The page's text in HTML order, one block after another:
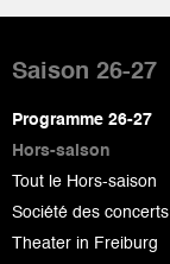
de
page
Saison 26-27
Programme 26-27
Hors-saison
Tout le Hors-saison
Société des concerts
Theater in Freiburg